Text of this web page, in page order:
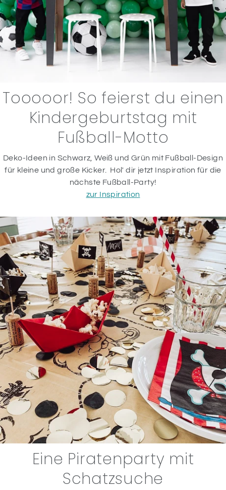
Tooooor! So feierst du einen
Kindergeburtstag mit
Fußball-Motto
Deko-Ideen in Schwarz, Weiß und Grün mit Fußball-Design
für kleine und große Kicker. Hol' dir jetzt Inspiration für die
nächste Fußball-Party!
zur Inspiration
Eine Piratenparty mit
Schatzsuche